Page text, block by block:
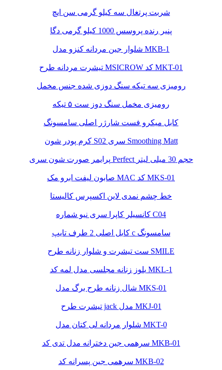
شربت پرتغال سه کیلو گرمی سن ایچ
پنیر رنده پروسس 1000 کیلو گرمی دگا
شلوار جین مردانه کنزو مدل MKB-1
تیشرت مردانه طرح MSICROW کد MKT-01
رومیزی سه تیکه سنگ دوزی شده جنس مخمل
رومیزی مخمل سنگ دوز ست ۵ تیکه
کابل میکرو فست شارژر اصلی سامسونگ
کرم پودر شون S02 سری Smoothing Matt
پرایمر صورت شون سری Perfect حجم 30 میلی لیتر
صابون لیفت ابرو مک MAC کد MKS-01
خط چشم نمدی لاین اکسپرس کالیستا
کانسیلر کاپرا سری نیو شماره C04
کابل اصلی 2 طرف تایپ c سامسونگ
ست تیشرت و شلوار زنانه طرح SMILE
بلوز زنانه مجلسی مدل لمه کد MKL-1
شال زنانه طرح برگ مدل MKS-01
تیشرت طرح jack مدل MKJ-01
شلوار مردانه لی کتان مدل MKT-0
سرهمی جین دخترانه مدل تدی کد MKB-01
سرهمی جین پسرانه کد MKB-02